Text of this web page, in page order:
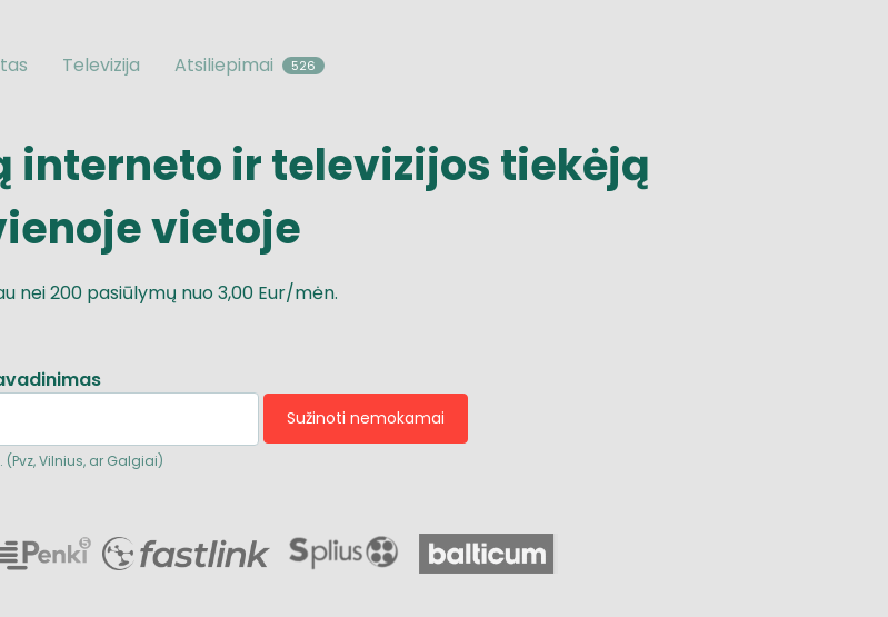
Televizija Atsiliepimai 526
interneto irtelevizijos tiekėją
vietoje
nei200pasiūlymų nuo 3,00 Eur/mėn.
Vilnius, ar Galgiai)
Sužinoti nemokamai